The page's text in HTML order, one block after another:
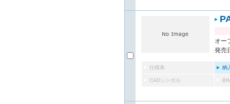
オー
発売
仕様表 納
CADシンボル